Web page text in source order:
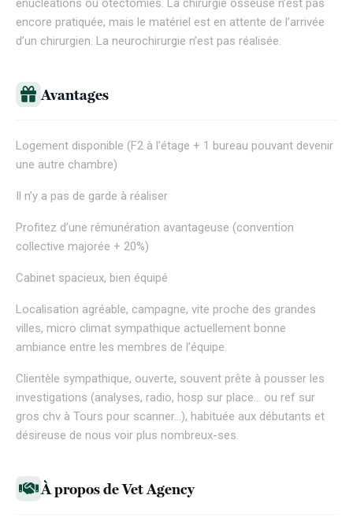
énucléations ou otectomies. La chirurgie osseuse n’est pas
encore pratiquée, mais le matériel est en attente de l’arrivée
d’un chirurgien. La neurochirurgie n’est pas réalisée.
Avantages
Logement disponible (F2 à l’étage + 1 bureau pouvant devenir
une autre chambre)
Il n’y a pas de garde à réaliser
Profitez d’une rémunération avantageuse (convention
collective majorée + 20%)
Cabinet spacieux, bien équipé
Localisation agréable, campagne, vite proche des grandes
villes, micro climat sympathique actuellement bonne
ambiance entre les membres de l’équipe.
Clientèle sympathique, ouverte, souvent prête à pousser les
investigations (analyses, radio, hosp sur place… ou ref sur
gros chv à Tours pour scanner…), habituée aux débutants et
désireuse de nous voir plus nombreux-ses.
À propos de Vet Agency